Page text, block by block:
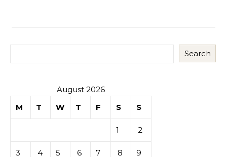
Search
August 2026
M
T W T F S S
1 2
3 4 5 6 7 8 9